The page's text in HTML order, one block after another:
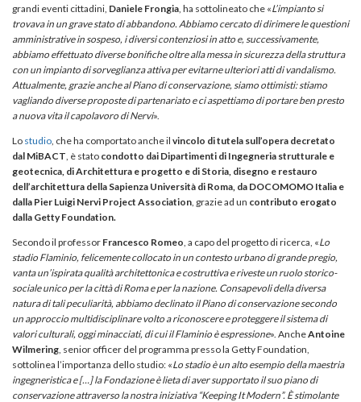
grandi eventi cittadini, Daniele Frongia , ha sottolineato che «L’impianto si
trovava in un grave stato di abbandono. Abbiamo cercato di dirimere le questioni
amministrative in sospeso, i diversi contenziosi in atto e, successivamente,
abbiamo effettuato diverse bonifiche oltre alla messa in sicurezza della struttura
con un impianto di sorveglianza attiva per evitarne ulteriori atti di vandalismo.
Attualmente, grazie anche al Piano di conservazione, siamo ottimisti: stiamo
vagliando diverse proposte di partenariato e ci aspettiamo di portare ben presto
a nuova vita il capolavoro di Nervi».
Lo studio , che ha comportato anche il vincolo di tutela sull’opera decretato
dal MiBACT , è stato condotto dai Dipartimenti di Ingegneria strutturale e
geotecnica, di Architettura e progetto e di Storia, disegno e restauro
dell’architettura della Sapienza Università di Roma, da DOCOMOMO Italia e
dalla Pier Luigi Nervi Project Association , grazie ad un contributo erogato
dalla Getty Foundation.
Secondo il professor Francesco Romeo , a capo del progetto di ricerca, «Lo
stadio Flaminio, felicemente collocato in un contesto urbano di grande pregio,
vanta un’ispirata qualità architettonica e costruttiva e riveste un ruolo storico-
sociale unico per la città di Roma e per la nazione. Consapevoli della diversa
natura di tali peculiarità, abbiamo declinato il Piano di conservazione secondo
un approccio multidisciplinare volto a riconoscere e proteggere il sistema di
valori culturali, oggi minacciati, di cui il Flaminio è espressione». AncheAntoine
Wilmering , senior officer del programma presso la Getty Foundation,
sottolinea l’importanza dello studio: «Lo stadio è un alto esempio della maestria
ingegneristica e […] la Fondazione è lieta di aver supportato il suo piano di
conservazione attraverso la nostra iniziativa “Keeping It Modern”. È stimolante